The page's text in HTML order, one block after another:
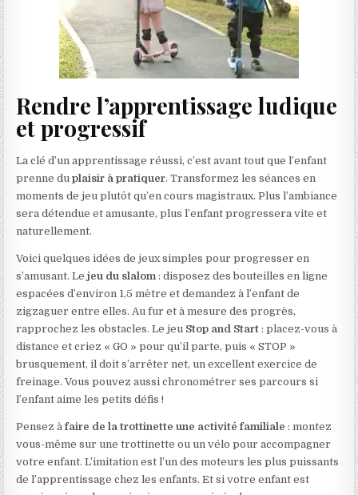
Rendre l’apprentissage ludique
et progressif
La clé d’un apprentissage réussi, c’est avant tout que l’enfant
prenne duplaisir à pratiquer. Transformez les séances en
moments de jeu plutôt qu’en cours magistraux. Plus l’ambiance
sera détendue et amusante, plus l’enfant progressera vite et
naturellement.
Voici quelques idées de jeux simples pour progresser en
s’amusant. Lejeu du slalom: disposez des bouteilles en ligne
espacées d’environ 1,5 mètre et demandez à l’enfant de
zigzaguer entre elles. Au fur et à mesure des progrès,
rapprochez les obstacles. Le jeu Stop and Start : placez-vous à
distance et criez « GO » pour qu’il parte, puis « STOP »
brusquement, il doit s’arrêter net, un excellent exercice de
freinage. Vous pouvez aussi chronométrer ses parcours si
l’enfant aime les petits défis !
Pensez àfaire de la trottinette une activité familiale : montez
vous-même sur une trottinette ou un vélo pour accompagner
votre enfant. L’imitation est l’un des moteurs les plus puissants
de l’apprentissage chez les enfants. Et si votre enfant est